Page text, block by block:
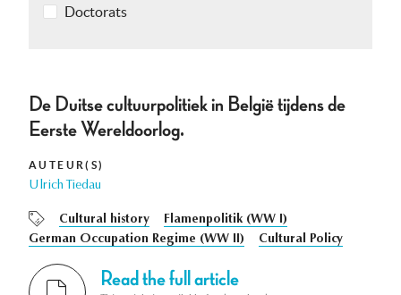
Doctorats
De Duitse cultuurpolitiek in België tijdens de
Eerste Wereldoorlog.
AUTEUR(S)
Ulrich Tiedau
Cultural history
Flamenpolitik (WW I)
German Occupation Regime (WW II)
Cultural Policy
Read the full article